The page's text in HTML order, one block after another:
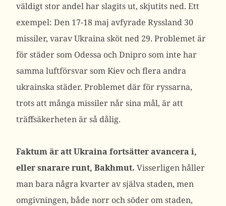
väldigt stor andel har slagits ut, skjutits ned. Ett
exempel: Den 17-18 maj avfyrade Ryssland 30
missiler, varav Ukraina sköt ned 29. Problemet är
för städer som Odessa och Dnipro som inte har
samma luftförsvar som Kiev och flera andra
ukrainska städer. Problemet där för ryssarna,
trots att många missiler når sina mål, är att
träffsäkerheten är så dålig.
Faktum är att Ukraina fortsätter avancera i,
eller snarare runt, Bakhmut. Visserligen håller
man bara några kvarter av själva staden, men
omgivningen, både norr och söder om staden,